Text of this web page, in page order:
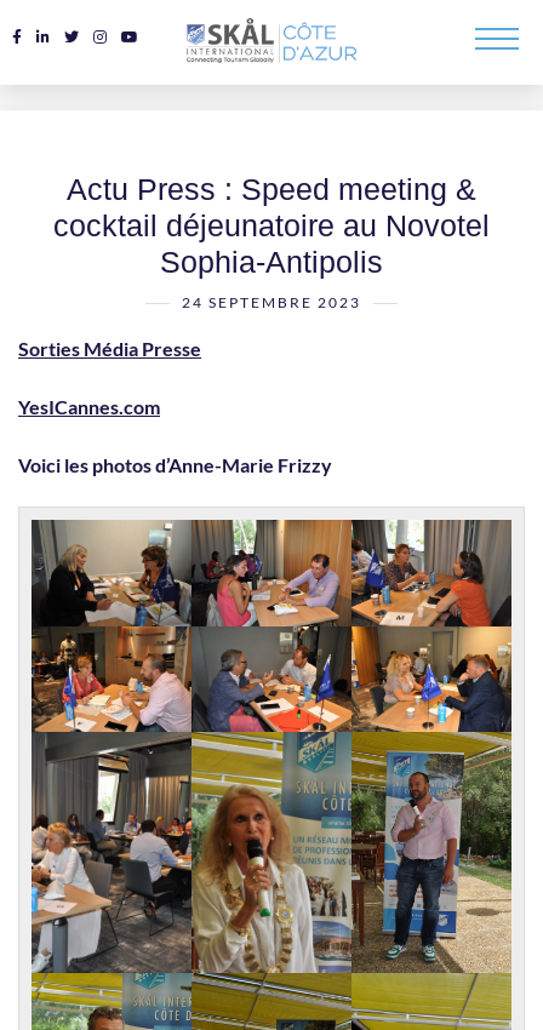
Actu Press : Speed meeting &
cocktail déjeunatoire au Novotel
Sophia-Antipolis
24 SEPTEMBRE 2023
Sorties Média Presse
YesICannes.com
Voici les photos d’Anne-Marie Frizzy